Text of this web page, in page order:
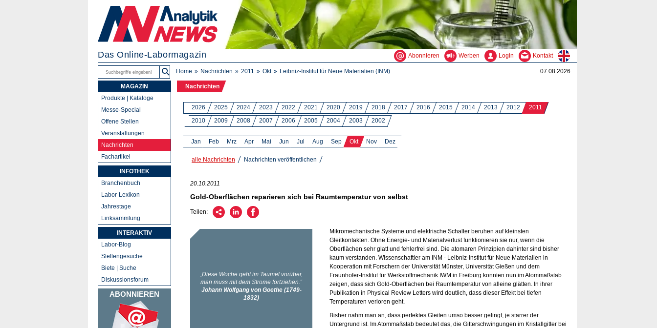
Das Online-Labormagazin Abonnieren Werben Login Kontakt
Home Nachrichten 2011 Okt Leibniz-Institut für Neue Materialien (INM) 07.08.2026
Nachrichten
2026 2025 2024 2023 2022 2021 2020 2019 2018 2017 2016 2015 2014 2013 2012
2011
2010
2009 2008 2007 2006 2005 2004 2003 2002
Jan Feb Mrz Apr Mai Jun Jul Aug Sep Okt Nov Dez
alle Nachrichten Nachrichten veröffentlichen
20.10.2011
Gold-Oberflächen reparieren sich bei Raumtemperatur von selbst
Teilen:
Mikromechanische Systeme und elektrische Schalter beruhen auf kleinsten
Gleitkontakten. Ohne Energie- und Materialverlust funktionieren sie nur, wenn die
Oberflächen sehr glatt und fehlerfrei sind. Die atomaren Prinzipien dahinter sind bisher
kaum verstanden. Wissenschaftler am INM - Leibniz-Institut für Neue Materialien in
Kooperation mit Forschern der Universität Münster, Universität Gießen und dem
Fraunhofer-Institut für Werkstoffmechanik IWM in Freiburg konnten nun im Atommaßstab
zeigen, dass sich Gold-Oberflächen bei Raumtemperatur von alleine glätten. In ihrer
Publikation in Physical Review Letters wird deutlich, dass dieser Effekt bei tiefen
Temperaturen verloren geht.
Bisher nahm man an, dass perfektes Gleiten umso besser gelingt, je starrer der
Untergrund ist. Im Atommaßstab bedeutet das, die Gitterschwingungen im Kristallgitter bei
MAGAZIN
Produkte | Kataloge
Messe-Special
Offene Stellen
Veranstaltungen
Nachrichten
Fachartikel
INFOTHEK
Branchenbuch
Labor-Lexikon
Jahrestage
Linksammlung
INTERAKTIV
Labor-Blog
Stellengesuche
Biete | Suche
Diskussionsforum
ABONNIEREN